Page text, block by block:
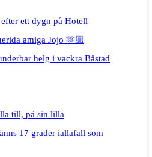
ett dygn på Hotell
amiga Jojo 🫶🏼
helg i vackra Båstad
till, på sin lilla
17 grader iallafall som